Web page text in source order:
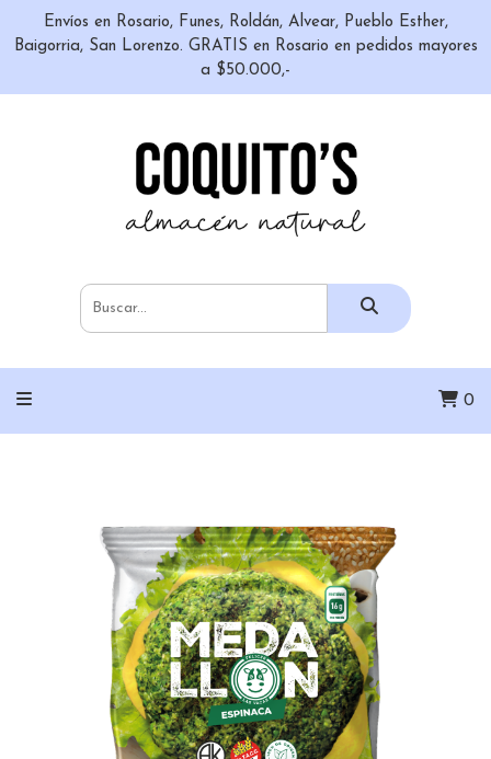
Envíos en Rosario, Funes, Roldán, Alvear, Pueblo Esther,
Baigorria, San Lorenzo. GRATIS en Rosario en pedidos mayores
a $50.000,-
0